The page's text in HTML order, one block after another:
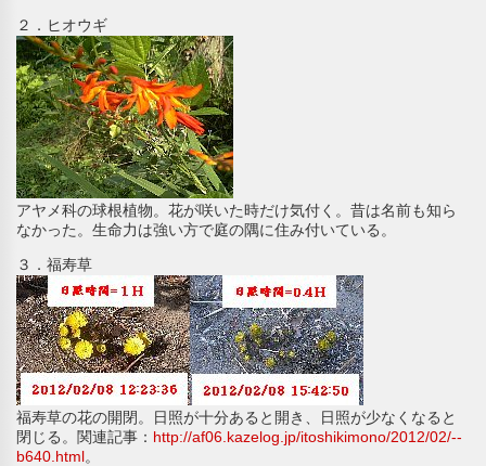
２．ヒオウギ
アヤメ科の球根植物。花が咲いた時だけ気付く。昔は名前も知ら
なかった。生命力は強い方で庭の隅に住み付いている。
３．福寿草
福寿草の花の開閉。日照が十分あると開き、日照が少なくなると
閉じる。関連記事： http://af06.kazelog.jp/itoshikimono/2012/02/--
b640.html。